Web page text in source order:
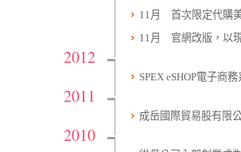
11月 首次限定代購
11月 官網改版，以
2012
SPEX eSHOP電子商
2011
成岳國際貿易股有限
2010